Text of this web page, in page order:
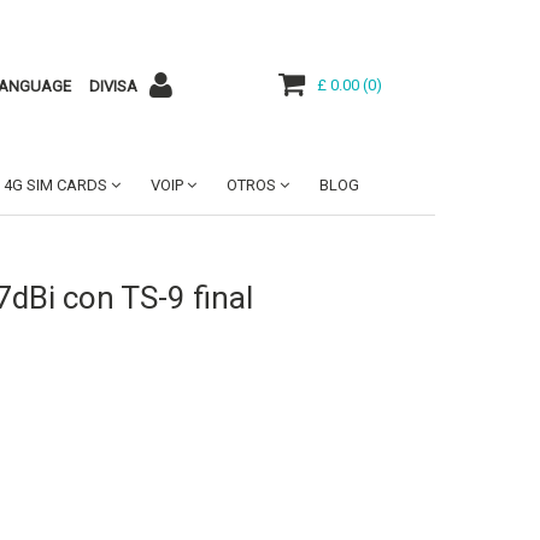
DIVISA £ 0.00 (0)
4G SIM CARDS VOIP OTROS BLOG
con TS-9 final